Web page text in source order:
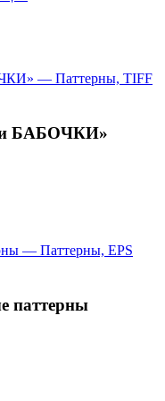
и БАБОЧКИ»
паттерны